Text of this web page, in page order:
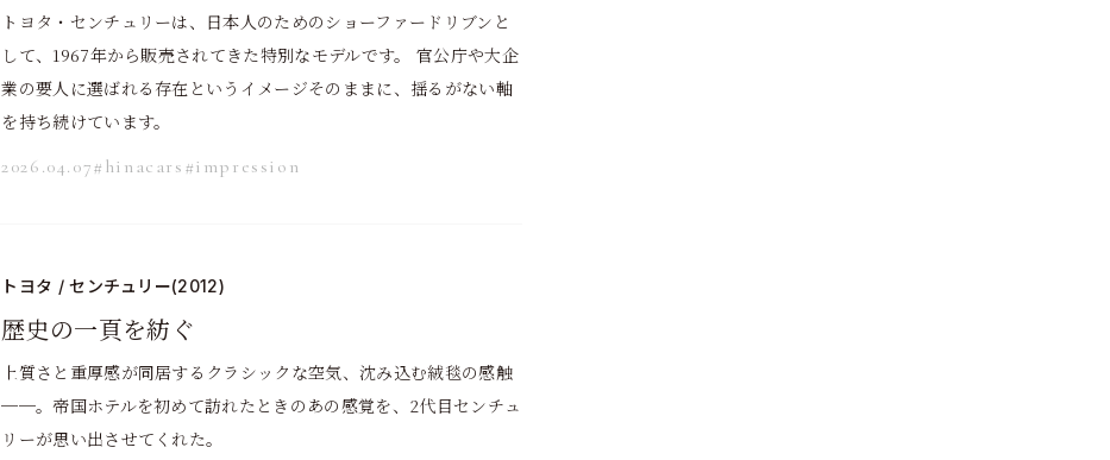
トヨタ・センチュリーは、日本人のためのショーファードリブンと
して、1967年から販売されてきた特別なモデルです。 官公庁や大企
業の要人に選ばれる存在というイメージそのままに、揺るがない軸
を持ち続けています。
2026.04.07#hinacars #impression
トヨタ / センチュリー(2012)
歴史の一頁を紡ぐ
上質さと重厚感が同居するクラシックな空気、沈み込む絨毯の感触
──。帝国ホテルを初めて訪れたときのあの感覚を、2代目センチュ
リーが思い出させてくれた。